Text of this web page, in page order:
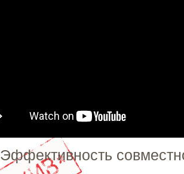
Эффективность